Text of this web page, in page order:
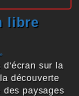
d'écran sur la
découverte
paysages